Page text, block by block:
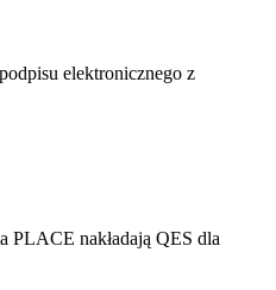
elektronicznego z
PLACE nakładają QES dla